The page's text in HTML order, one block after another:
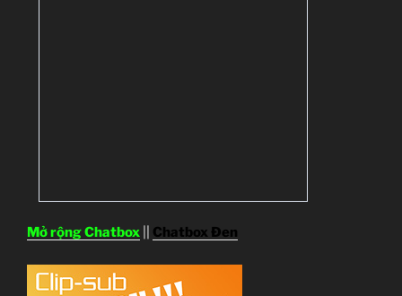
Mở rộng Chatbox Chatbox Đen